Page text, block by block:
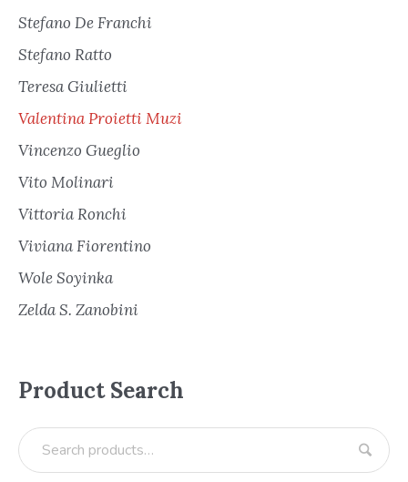
Stefano De Franchi
Stefano Ratto
Teresa Giulietti
Valentina Proietti Muzi
Vincenzo Gueglio
Vito Molinari
Vittoria Ronchi
Viviana Fiorentino
Wole Soyinka
Zelda S. Zanobini
Product Search